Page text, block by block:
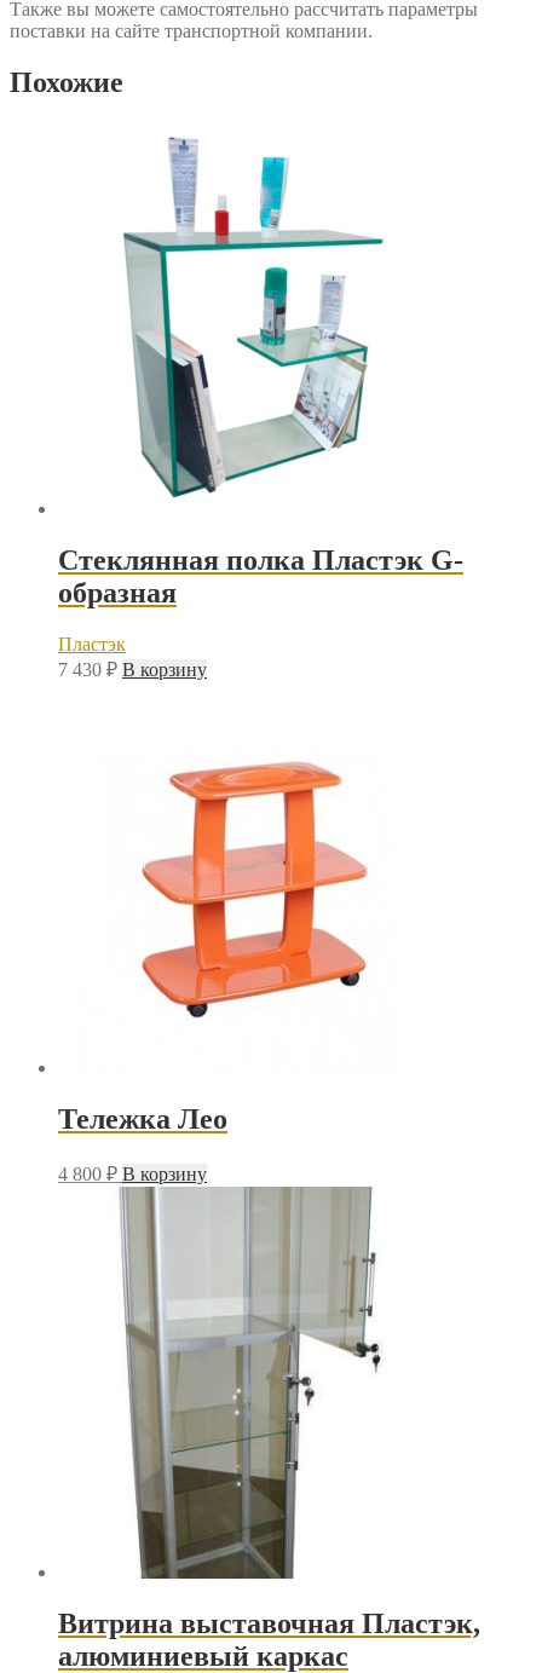
Также вы можете самостоятельно рассчитать параметры
поставки на сайте транспортной компании.
Похожие
Стеклянная полка Пластэк G-
образная
Пластэк
7 430 ₽ В корзину
Тележка Лео
4 800 ₽ В корзину
Витрина выставочная Пластэк,
алюминиевый каркас